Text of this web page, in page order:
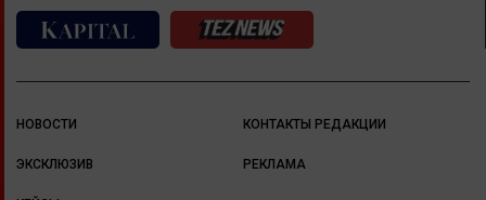
НОВОСТИ
ЭКСКЛЮЗИВ
КОНТАКТЫ РЕДАКЦИИ
РЕКЛАМА